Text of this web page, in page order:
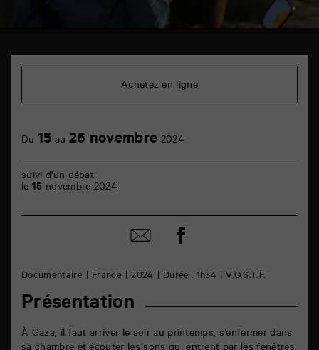
86000
Documentaire France 2024 Durée : 1h34 V.O.S.T.F.
Présentation
À Gaza, il faut arriver le soir au printemps, s’enfermer dans
Achetez en ligne
Du 15 au 26 novembre 2024
suivi d'un débat
le 15 novembre 2024
Partager
par
Partager
sur